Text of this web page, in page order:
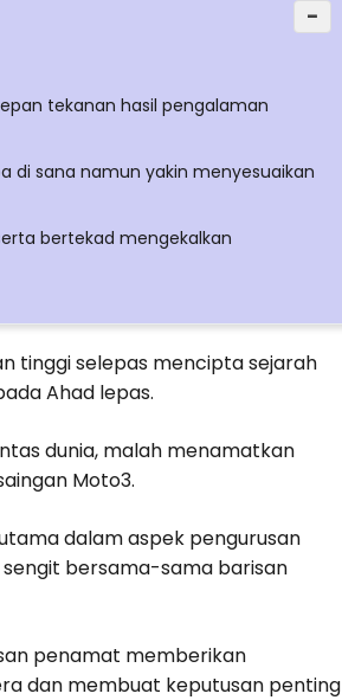
−
tekanan hasil pengalaman
di sana namun yakin menyesuaikan
bertekad mengekalkan
tinggi selepas mencipta sejarah
Ahad lepas.
dunia, malah menamatkan
Moto3.
dalam aspek pengurusan
bersama-sama barisan
penamat memberikan
dan membuat keputusan penting